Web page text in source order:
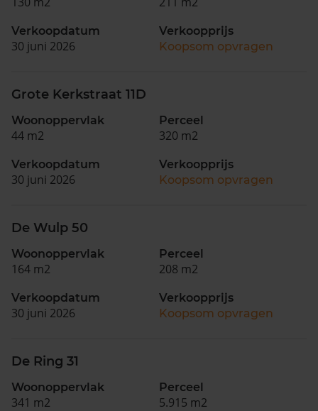
Verkoopdatum
30 juni 2026
Verkoopprijs
Koopsom opvragen
Grote Kerkstraat 11D
Woonoppervlak
44 m2
Perceel
320 m2
Verkoopdatum
30 juni 2026
Verkoopprijs
Koopsom opvragen
De Wulp 50
Woonoppervlak
164 m2
Perceel
208 m2
Verkoopdatum
30 juni 2026
Verkoopprijs
Koopsom opvragen
De Ring 31
Woonoppervlak
341 m2
Perceel
5.915 m2